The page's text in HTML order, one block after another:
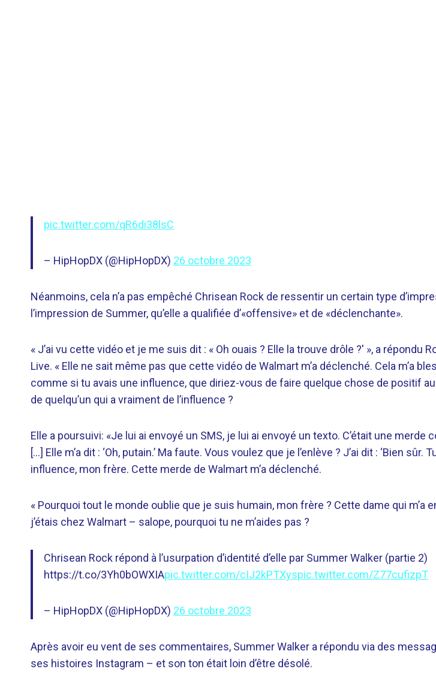
pic.twitter.com/qR6di38lsC
– HipHopDX (@HipHopDX) 26 octobre 2023
Néanmoins, cela n’a pas empêché Chrisean Rock de ressentir un certain type
l’impression de Summer, qu’elle a qualifiée d’«offensive» et de «déclenchante».
« J’ai vu cette vidéo et je me suis dit : « Oh ouais ? Elle la trouve drôle ?' », a répondu
Live. « Elle ne sait même pas que cette vidéo de Walmart m’a déclenché. Cela m’a
comme si tu avais une influence, que diriez-vous de faire quelque chose de positif
de quelqu’un qui a vraiment de l’influence ?
Elle a poursuivi: «Je lui ai envoyé un SMS, je lui ai envoyé un texto. C’était une merde
[…] Elle m’a dit : ‘Oh, putain.’ Ma faute. Vous voulez que je l’enlève ? J’ai dit : ‘Bien sûr.
influence, mon frère. Cette merde de Walmart m’a déclenché.
« Pourquoi tout le monde oublie que je suis humain, mon frère ? Cette dame qui m’a
j’étais chez Walmart – salope, pourquoi tu ne m’aides pas ?
Chrisean Rock répond à l’usurpation d’identité d’elle par Summer Walker (partie 2)
https://t.co/3Yh0bOWXIApic.twitter.com/cIJ2kPTXyspic.twitter.com/Z77cufizpT
– HipHopDX (@HipHopDX) 26 octobre 2023
Après avoir eu vent de ses commentaires, Summer Walker a répondu via des
ses histoires Instagram – et son ton était loin d’être désolé.